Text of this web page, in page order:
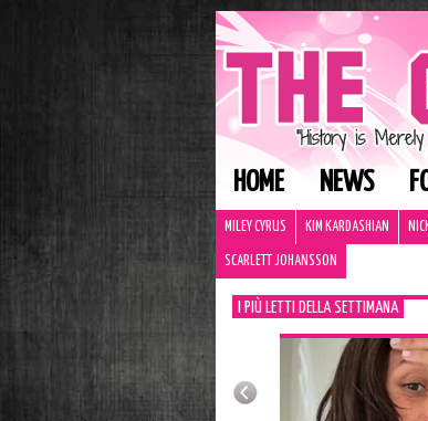
HOME NEWS
MILEY CYRUS KIM KARDASHIAN
SCARLETT JOHANSSON
I PIÙ LETTI DELLA SETTIMANA